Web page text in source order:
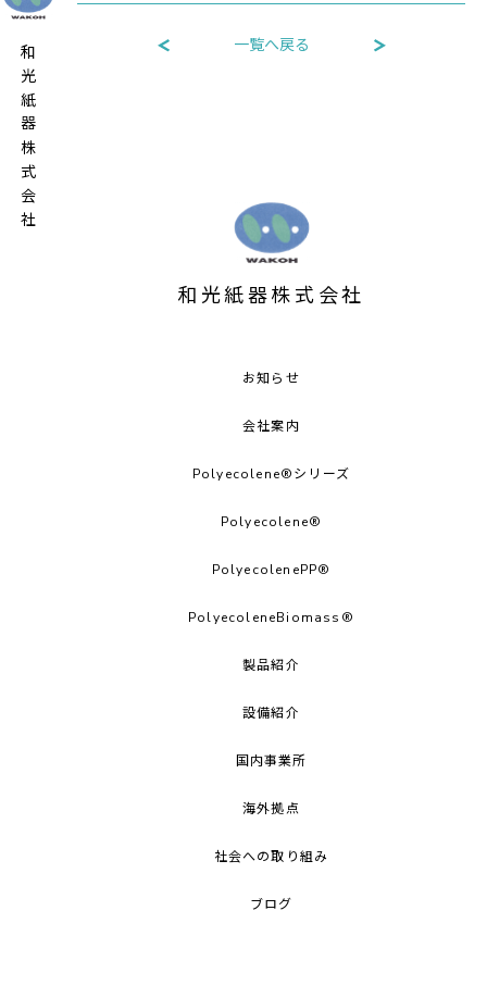
和光紙器株式会社 一覧へ戻る
和光紙器株式会社
お知らせ
会社案内
Polyecolene®シリーズ
Polyecolene®︎
PolyecolenePP®︎
PolyecoleneBiomass®
製品紹介
設備紹介
国内事業所
海外拠点
社会への取り組み
ブログ